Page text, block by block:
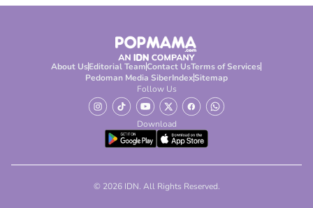
About UsEditorial TeamContact UsTerms of Services
Pedoman Media SiberIndexSitemap
Follow Us
Download
© 2026 IDN. All Rights Reserved.